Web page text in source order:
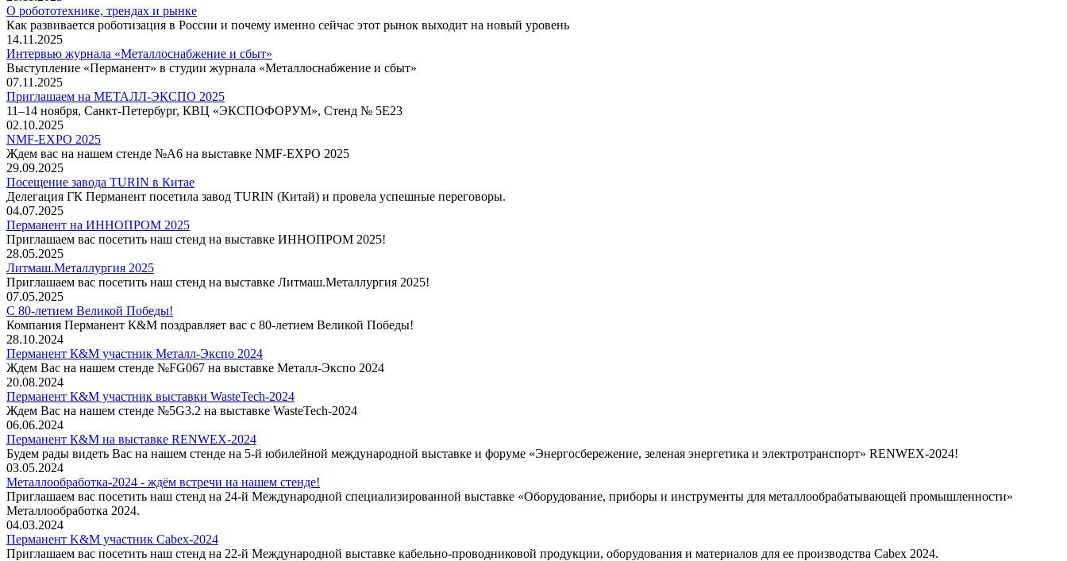
О робототехнике, трендах и рынке
Как развивается роботизация в России и почему именно сейчас этот рынок выходит на новый уровень
14.11.2025
Интервью журнала «Металлоснабжение и сбыт»
Выступление «Перманент» в студии журнала «Металлоснабжение и сбыт»
07.11.2025
Приглашаем на МЕТАЛЛ-ЭКСПО 2025
11–14 ноября, Санкт-Петербург, КВЦ «ЭКСПОФОРУМ», Стенд № 5Е23
02.10.2025
NMF-EXPO 2025
Ждем вас на нашем стенде №А6 на выставке NMF-EXPO 2025
29.09.2025
Посещение завода TURIN в Китае
Делегация ГК Перманент посетила завод TURIN (Китай) и провела успешные переговоры.
04.07.2025
Перманент на ИННОПРОМ 2025
Приглашаем вас посетить наш стенд на выставке ИННОПРОМ 2025!
28.05.2025
Литмаш.Металлургия 2025
Приглашаем вас посетить наш стенд на выставке Литмаш.Металлургия 2025!
07.05.2025
С 80-летием Великой Победы!
Компания Перманент К&М поздравляет вас с 80-летием Великой Победы!
28.10.2024
Перманент К&М участник Металл-Экспо 2024
Ждем Вас на нашем стенде №FG067 на выставке Металл-Экспо 2024
20.08.2024
Перманент К&М участник выставки WasteTech-2024
Ждем Вас на нашем стенде №5G3.2 на выставке WasteTech-2024
06.06.2024
Перманент К&М на выставке RENWEX-2024
Будем рады видеть Вас на нашем стенде на 5-й юбилейной международной выставке и форуме «Энергосбережение, зеленая энергетика и электротранспорт» RENWEX-2024!
03.05.2024
Металлообработка-2024 - ждём встречи на нашем стенде!
Приглашаем вас посетить наш стенд на 24-й Международной специализированной выставке «Оборудование, приборы и инструменты для металлообрабатывающей промышленности»
Металлообработка 2024.
04.03.2024
Перманент K&M участник Cabex-2024
Приглашаем вас посетить наш стенд на 22-й Международной выставке кабельно-проводниковой продукции, оборудования и материалов для ее производства Cabex 2024.